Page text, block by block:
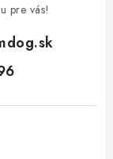
pre vás!